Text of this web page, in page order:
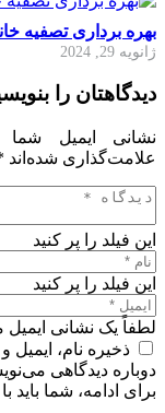
بهره برداری تصفیه
ژانویه 29, 2024
دیدگاهتان را
نشانی ایمیل
علامت‌گذاری شده‌اند
این فیلد را پر کنید
این فیلد را پر کنید
لطفاً یک نشانی ایمیل
ذخیره نام،
دوباره دیدگاهی
برای ادامه، شما باید